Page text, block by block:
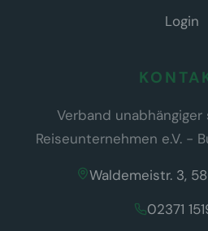
Login
Verband
Reiseunternehmen e.V. -
Waldemeistr. 3,
02371